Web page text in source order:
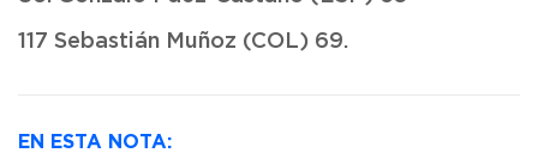
117 Sebastián Muñoz (COL) 69.
EN ESTA NOTA: